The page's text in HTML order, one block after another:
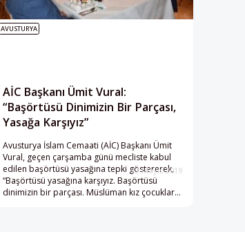
AİC Başkanı Ümit Vural:
“Başörtüsü Dinimizin Bir Parçası,
Yasağa Karşıyız”
Avusturya İslam Cemaati (AİC) Başkanı Ümit
Vural, geçen çarşamba günü mecliste kabul
edilen başörtüsü yasağına tepki göstererek,
“Başörtüsü yasağına karşıyız. Başörtüsü
dinimizin bir parçası. Müslüman kız çocukları
AVUSTURYA
22 Mayıs 2019